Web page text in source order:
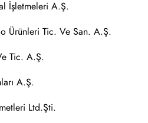
İşletmeleri A.Ş.
Ürünleri Tic. Ve San. A.Ş.
Tic. A.Ş.
A.Ş.
Ltd.Şti.